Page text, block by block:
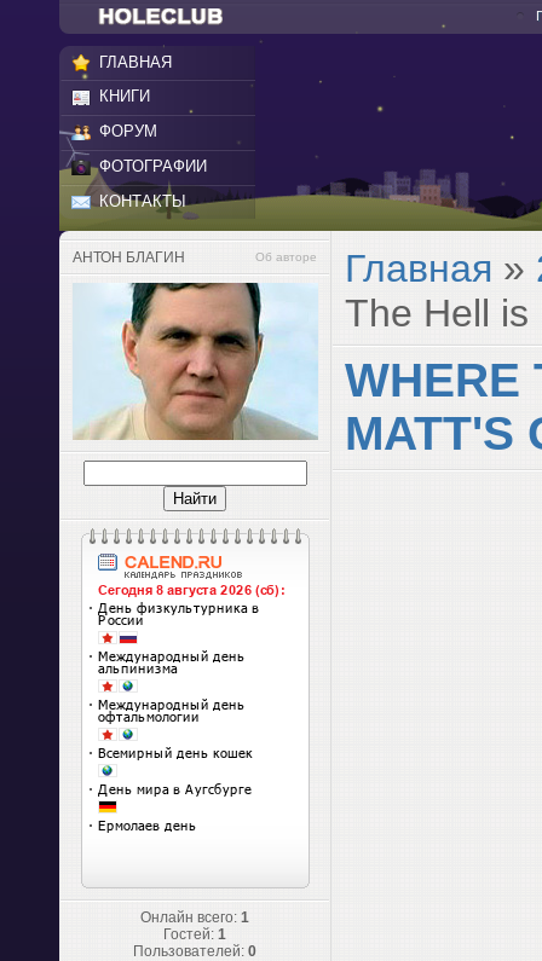
ГЛАВНАЯ
КНИГИ
ФОРУМ
ФОТОГРАФИИ
КОНТАКТЫ
АНТОН БЛАГИН Об авторе
Онлайн всего: 1
Гостей: 1
Пользователей: 0
Главная »
The Hell is
WHERE
MATT'S